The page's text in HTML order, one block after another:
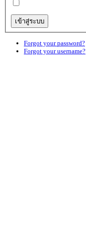
Forgot your password?
Forgot your username?